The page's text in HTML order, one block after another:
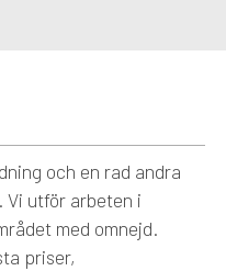
och en rad andra
utför arbeten i
med omnejd.
priser,